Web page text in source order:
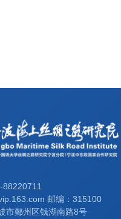
邮编：315100
市鄞州区钱湖南路8号